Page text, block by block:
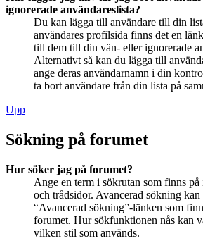
ignorerade användareslista?
Du kan lägga till användare till din
användares profilsida finns det en
till dem till din vän- eller ignorerade
Alternativt så kan du lägga till
ange deras användarnamn i din
ta bort användare från din lista på
Upp
Sökning på forumet
Hur söker jag på forumet?
Ange en term i sökrutan som finns
och trådsidor. Avancerad sökning
“Avancerad sökning”-länken som
forumet. Hur sökfunktionen nås kan
vilken stil som används.